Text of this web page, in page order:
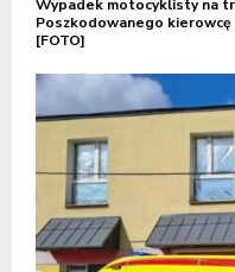
Wypadek motocyklisty na
Poszkodowanego
[FOTO]